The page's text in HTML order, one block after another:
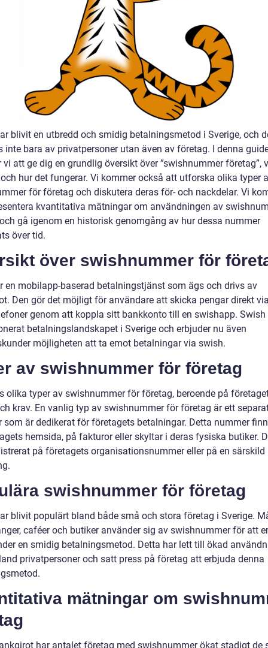
blivit en utbredd och smidig betalningsmetod i Sverige, och
inte bara av privatpersoner utan även av företag. I denna
vi att ge dig en grundlig översikt över ”swishnummer företag”,
hur det fungerar. Vi kommer också att utforska olika typer
för företag och diskutera deras för- och nackdelar. Vi
kvantitativa mätningar om användningen av
gå igenom en historisk genomgång av hur dessa nummer
över tid.
över swishnummer för
en mobilapp-baserad betalningstjänst som ägs och drivs av
Den gör det möjligt för användare att skicka pengar direkt
genom att koppla sitt bankkonto till en swishapp. Swish
betalningslandskapet i Sverige och erbjuder nu även
möjligheten att ta emot betalningar via swish.
av swishnummer för företag
olika typer av swishnummer för företag, beroende på
krav. En vanlig typ av swishnummer för företag är ett
som är dedikerat för företagets betalningar. Detta nummer
hemsida, på fakturor eller skyltar i deras fysiska butiker.
på företagets organisationsnummer eller på en särskild
swishnummer för företag
blivit populärt bland både små och stora företag i Sverige.
caféer och butiker använder sig av swishnummer för att
en smidig betalningsmetod. Detta har lett till ökad
privatpersoner och satt press på företag att erbjuda denna
mätningar om
har antalet företag med swishnummer ökat stadigt de